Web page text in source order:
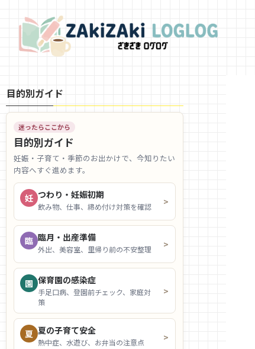
目的別ガイド
迷ったらここから
目的別ガイド
妊娠・子育て・季節のお出かけで、今知りたい
内容へすぐ進めます。
妊 つわり・妊娠初期
飲み物、仕事、締め付け対策を確認 >
臨 臨月・出産準備
外出、美容室、里帰り前の不安整理 >
園 保育園の感染症
手足口病、登園前チェック、家庭対
策
>
夏 夏の子育て安全
熱中症、水遊び、お弁当の注意点 >